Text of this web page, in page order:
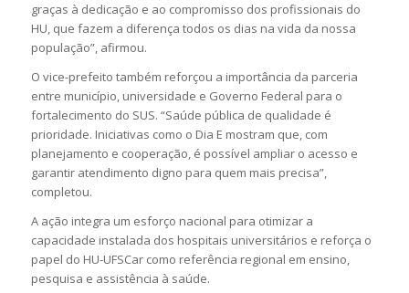
graças à dedicação e ao compromisso dos profissionais do
HU, que fazem a diferença todos os dias na vida da nossa
população”, afirmou.
O vice-prefeito também reforçou a importância da parceria
entre município, universidade e Governo Federal para o
fortalecimento do SUS. “Saúde pública de qualidade é
prioridade. Iniciativas como o Dia E mostram que, com
planejamento e cooperação, é possível ampliar o acesso e
garantir atendimento digno para quem mais precisa”,
completou.
A ação integra um esforço nacional para otimizar a
capacidade instalada dos hospitais universitários e reforça o
papel do HU-UFSCar como referência regional em ensino,
pesquisa e assistência à saúde.